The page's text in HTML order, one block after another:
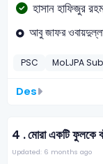
হাসান হাফিজুর
আবু জাফর
PSC MoLJPA
Des
4 .মোরা একটি ফুলকে
Updated: 6 months ago